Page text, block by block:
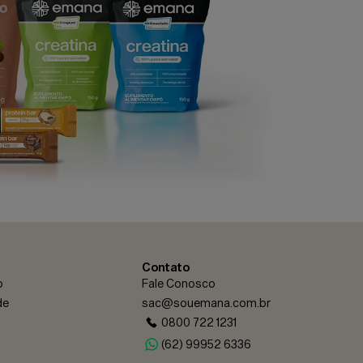
Contato
Fale Conosco
sac@souemana.com.br
0800 722 1231
(62) 99952 6336